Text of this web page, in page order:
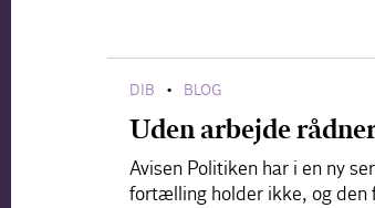
DIB • BLOG
Uden arbejde
Avisen Politiken har i en ny
fortælling holder ikke, og